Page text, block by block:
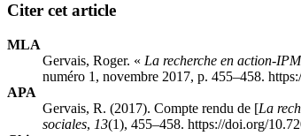
Citer cet article
MLA
Gervais, Roger. « La recherche en action-
numéro 1, novembre 2017, p. 455–458.
APA
Gervais, R. (2017). Compte rendu de [La
sociales, 13(1), 455–458. https://doi.org/